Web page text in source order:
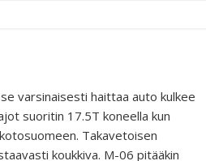
varsinaisesti haittaa auto kulkee
suoritin 17.5T koneella kun
Takavetoisen
koukkiva. M-06 pitääkin